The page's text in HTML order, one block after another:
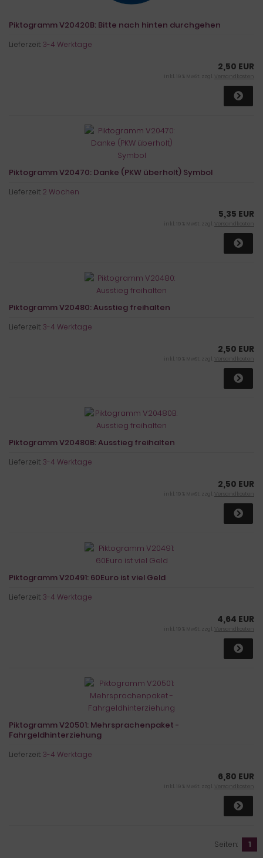
Piktogramm V20420B: Bitte nach hinten durchgehen
Lieferzeit:3-4 Werktage
2,50 EUR
inkl. 19 % MwSt. zzgl. Versandkosten
Piktogramm V20470: Danke (PKW überholt) Symbol
Lieferzeit:2 Wochen
5,35 EUR
inkl. 19 % MwSt. zzgl. Versandkosten
Piktogramm V20480: Ausstieg freihalten
Lieferzeit:3-4 Werktage
2,50 EUR
inkl. 19 % MwSt. zzgl. Versandkosten
Piktogramm V20480B: Ausstieg freihalten
Lieferzeit:3-4 Werktage
2,50 EUR
inkl. 19 % MwSt. zzgl. Versandkosten
Piktogramm V20491: 60Euro ist viel Geld
Lieferzeit:3-4 Werktage
4,64 EUR
inkl. 19 % MwSt. zzgl. Versandkosten
Piktogramm V20501: Mehrsprachenpaket -
Fahrgeldhinterziehung
Lieferzeit:3-4 Werktage
6,80 EUR
inkl. 19 % MwSt. zzgl. Versandkosten
Seiten: 1